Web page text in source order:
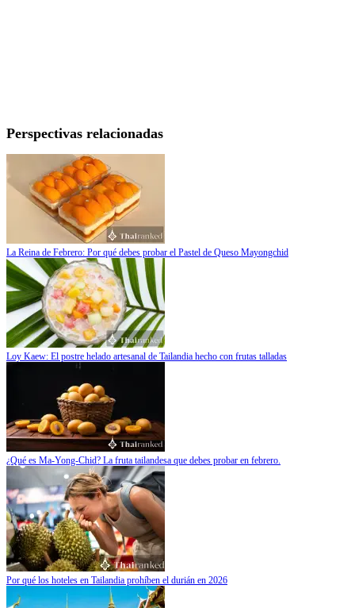
Perspectivas relacionadas
La Reina de Febrero: Por qué debes probar el Pastel de Queso Mayongchid
Loy Kaew: El postre helado artesanal de Tailandia hecho con frutas talladas
¿Qué es Ma-Yong-Chid? La fruta tailandesa que debes probar en febrero.
Por qué los hoteles en Tailandia prohíben el durián en 2026